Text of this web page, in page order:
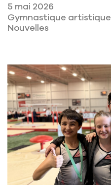
5 mai 2026
Gymnastique artistique
Nouvelles
Lire la suite